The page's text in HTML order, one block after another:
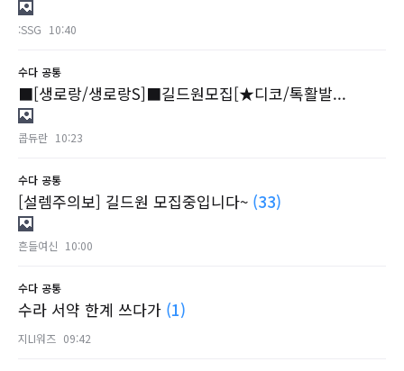
:SSG 10:40
수다 공통
■[생로랑/생로랑S]■길드원모집[★디코/톡활발...
콥듀란 10:23
수다 공통
[설렘주의보] 길드원 모집중입니다~ (33)
흔들여신 10:00
수다 공통
수라 서약 한계 쓰다가 (1)
지LI워즈 09:42